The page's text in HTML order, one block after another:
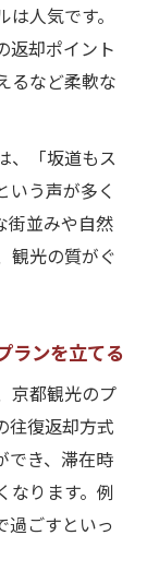
人気です。
返却ポイント
るなど柔軟な
、「坂道もス
いう声が多く
街並みや自然
観光の質がぐ
ランを立てる
京都観光のプ
往復返却方式
でき、滞在時
なります。例
過ごすといっ